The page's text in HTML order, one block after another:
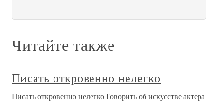
Читайте также
Писать откровенно нелегко
Писать откровенно нелегко Говорить об искусстве актера